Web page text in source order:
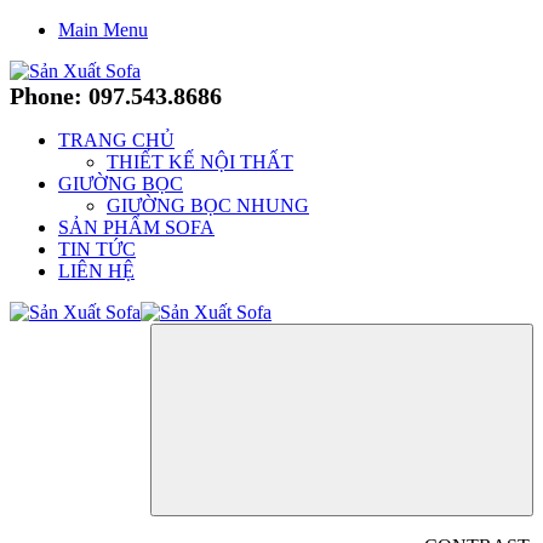
Main Menu
Phone: 097.543.8686
TRANG CHỦ
THIẾT KẾ NỘI THẤT
GIƯỜNG BỌC
GIƯỜNG BỌC NHUNG
SẢN PHẨM SOFA
TIN TỨC
LIÊN HỆ